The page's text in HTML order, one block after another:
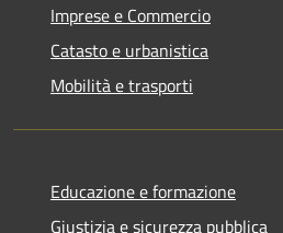
Imprese e Commercio
Catasto e urbanistica
Mobilità e trasporti
Educazione e formazione
Giustizia e sicurezza pubblica